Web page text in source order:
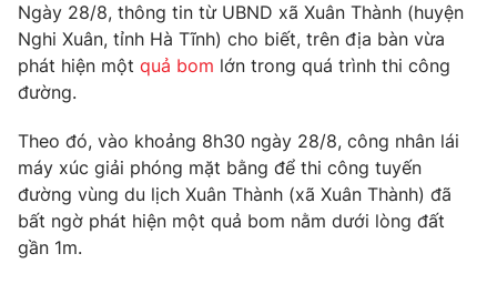
Tin tức
Thế giới đó đây
Kinh tế
Tài chính
Thị trường
Góc doanh nghiệp
Dữ liệu và đời sống
Truyền hình
Phim VTV
Hậu trường
Giải trí
Ngày 28/8, thông tin từ UBND xã Xuân Thành (huyện
Nghi Xuân, tỉnh Hà Tĩnh) cho biết, trên địa bàn vừa
phát hiện một quả bom lớn trong quá trình thi công
đường.
Theo đó, vào khoảng 8h30 ngày 28/8, công nhân lái
máy xúc giải phóng mặt bằng để thi công tuyến
đường vùng du lịch Xuân Thành (xã Xuân Thành) đã
bất ngờ phát hiện một quả bom nằm dưới lòng đất
gần 1m.